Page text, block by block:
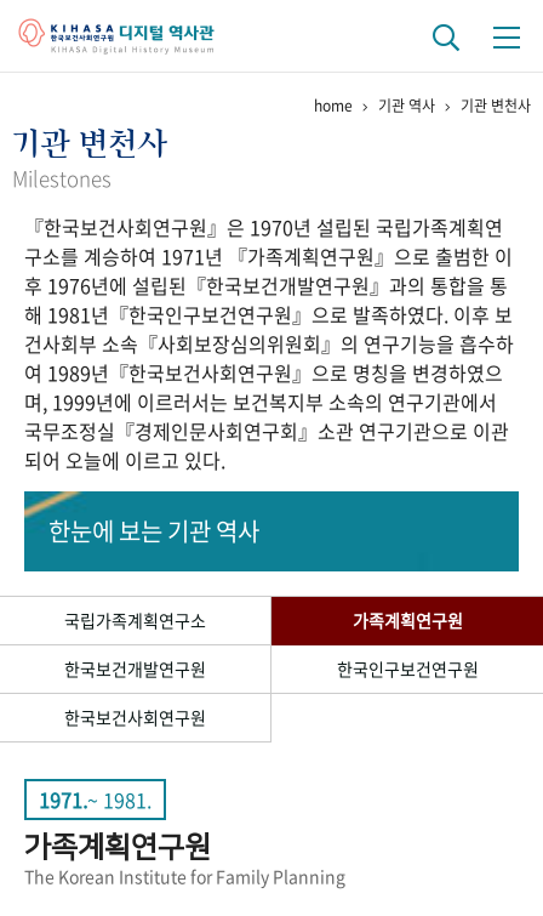
걸어온 길 기관 변천사
연구 역사
정책과 연구 키워드로 보는 연구 역사
연구자들
간행물 변천사
기록물 아카이브
사진 아카이브 문서 기록물 행정박물 영상 기록물
50+1 주년 기념
세계와 함께 한 KIHASA
VR 역사관
home 기관 역사 기관 변천사
기관 변천사
Milestones
『한국보건사회연구원』은 1970년 설립된 국립가족계획연
구소를 계승하여 1971년 『가족계획연구원』으로 출범한 이
후 1976년에 설립된『한국보건개발연구원』과의 통합을 통
해 1981년『한국인구보건연구원』으로 발족하였다. 이후 보
건사회부 소속『사회보장심의위원회』의 연구기능을 흡수하
여 1989년『한국보건사회연구원』으로 명칭을 변경하였으
며, 1999년에 이르러서는 보건복지부 소속의 연구기관에서
국무조정실『경제인문사회연구회』소관 연구기관으로 이관
되어 오늘에 이르고 있다.
한눈에 보는기관 역사
국립가족계획연구소
가족계획연구원
한국보건개발연구원
한국인구보건연구원
한국보건사회연구원
1971.~ 1981.
가족계획연구원
The Korean Institute for Family Planning